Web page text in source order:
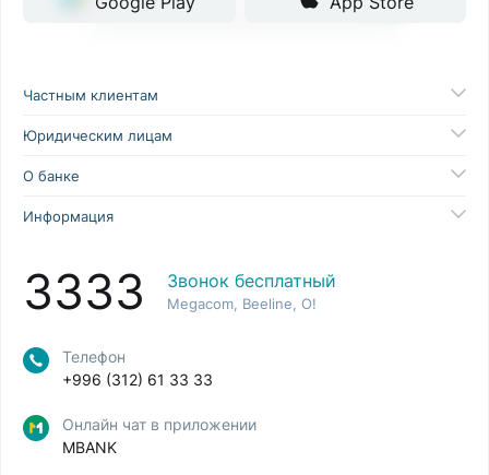
Частным клиентам
Юридическим лицам
О банке
Информация
3333 Звонок бесплатный
Megacom, Beeline, O!
Телефон
+996 (312) 61 33 33
Онлайн чат в приложении
MBANK